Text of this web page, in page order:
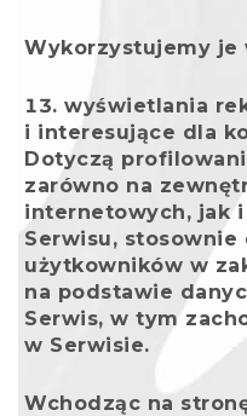
Wykorzystujemy je
wyświetlania
i interesujące dla
Dotyczą
zarówno na
internetowych, jak
Serwisu,
użytkowników w
na podstawie
Serwis, w tym
w Serwisie.
Wchodząc na